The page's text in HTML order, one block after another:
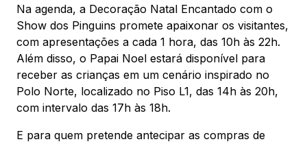
Vitrine virtual
Na agenda, a Decoração Natal Encantado com o
Show dos Pinguins promete apaixonar os visitantes,
com apresentações a cada 1 hora, das 10h às 22h.
Além disso, o Papai Noel estará disponível para
receber as crianças em um cenário inspirado no
Polo Norte, localizado no Piso L1, das 14h às 20h,
com intervalo das 17h às 18h.
E para quem pretende antecipar as compras de